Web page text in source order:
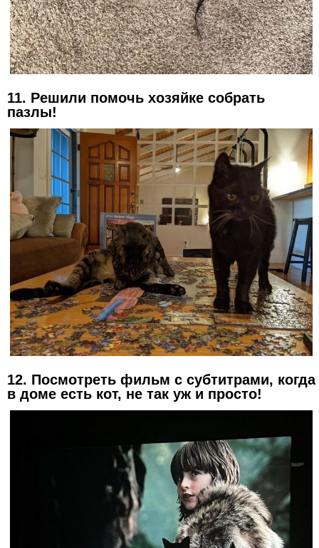
11. Решили помочь хозяйке собрать
пазлы!
12. Посмотреть фильм с субтитрами, когда
в доме есть кот, не так уж и просто!